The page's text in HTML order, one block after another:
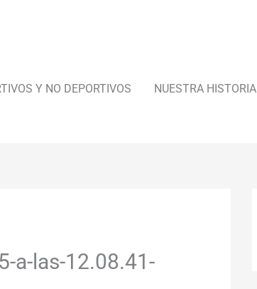
Y NO DEPORTIVOS NUESTRA HISTORIA
a-las-12.08.41-